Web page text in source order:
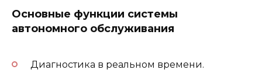
Основные функции системы
автономного обслуживания
Диагностика в реальном времени.